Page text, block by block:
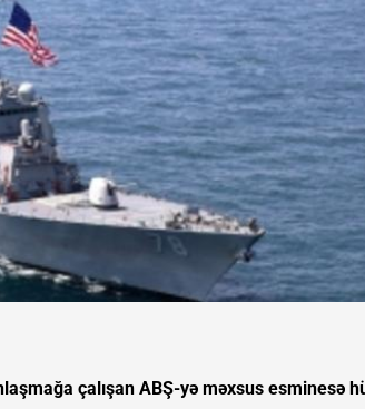
çalışan ABŞ-yə məxsus esminesə